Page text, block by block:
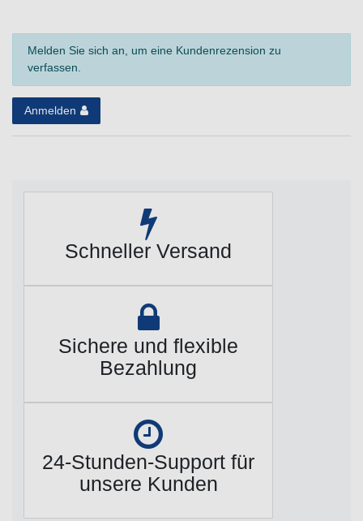
Melden Sie sich an, um eine Kundenrezension zu
verfassen.
Anmelden
Schneller Versand
Sichere und flexible
Bezahlung
24-Stunden-Support für
unsere Kunden